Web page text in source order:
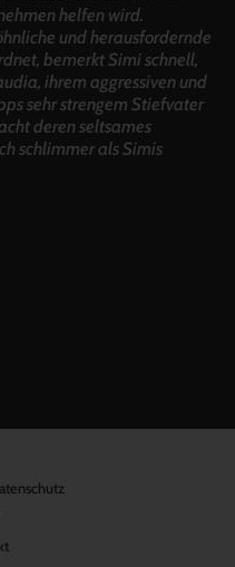
helfen wird.
und herausfordernde
bemerkt Simi schnell,
ihrem aggressiven und
sehr strengem Stiefvater
deren seltsames
schlimmer als Simis